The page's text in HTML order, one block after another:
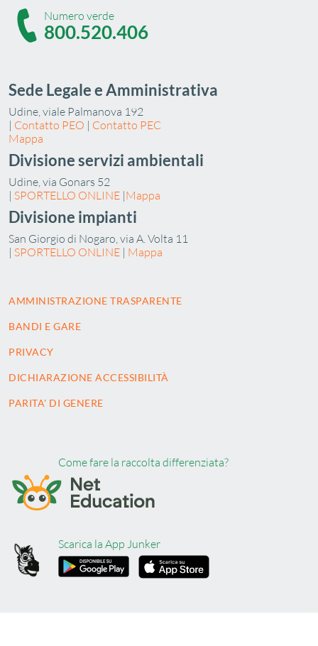
Numero verde
800.520.406
Sede Legale e Amministrativa
Udine, viale Palmanova 192
| Contatto PEO | Contatto PEC
Mappa
Divisione servizi ambientali
Udine, via Gonars 52
| SPORTELLO ONLINE |Mappa
Divisione impianti
San Giorgio di Nogaro, via A. Volta 11
| SPORTELLO ONLINE | Mappa
AMMINISTRAZIONE TRASPARENTE
BANDI E GARE
PRIVACY
DICHIARAZIONE ACCESSIBILITÀ
PARITA' DI GENERE
Come fare la raccolta differenziata?
Scarica la App Junker